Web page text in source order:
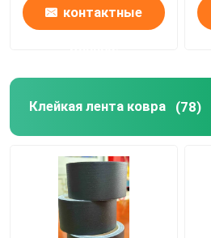
контактные
Клейкая лента ковра (78)